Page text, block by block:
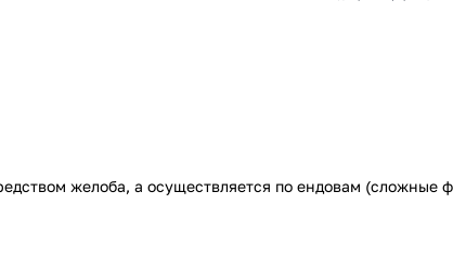
желоба, а осуществляется по ендовам (сложные